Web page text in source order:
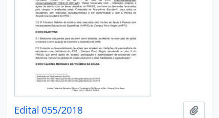
Edital 055/2018